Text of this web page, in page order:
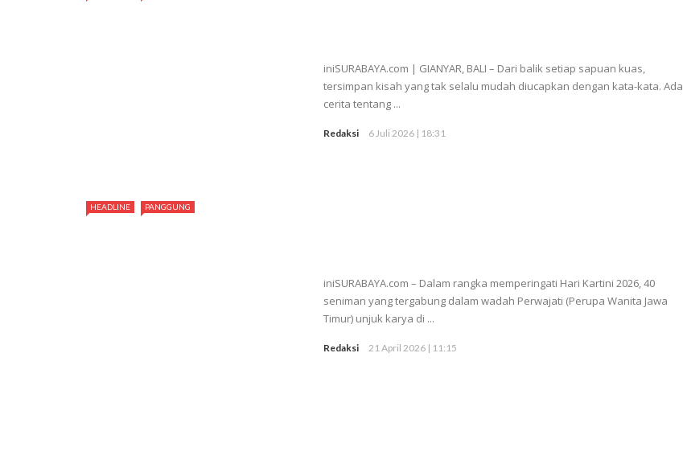
iniSURABAYA.com | GIANYAR, BALI – Dari balik setiap sapuan kuas,
tersimpan kisah yang tak selalu mudah diucapkan dengan kata-kata. Ada
cerita tentang ...
Redaksi 6 Juli 2026 | 18:31
HEADLINE PANGGUNG
iniSURABAYA.com – Dalam rangka memperingati Hari Kartini 2026, 40
seniman yang tergabung dalam wadah Perwajati (Perupa Wanita Jawa
Timur) unjuk karya di ...
Redaksi 21 April 2026 | 11:15